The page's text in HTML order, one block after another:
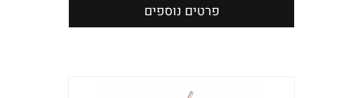
פרטים נוספים